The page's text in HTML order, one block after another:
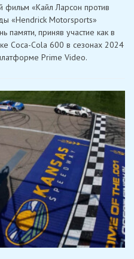
фильм «Кайл Ларсон против
«Hendrick Motorsports»
приняв участие как в
Coca-Cola 600 в сезонах 2024
Prime Video.